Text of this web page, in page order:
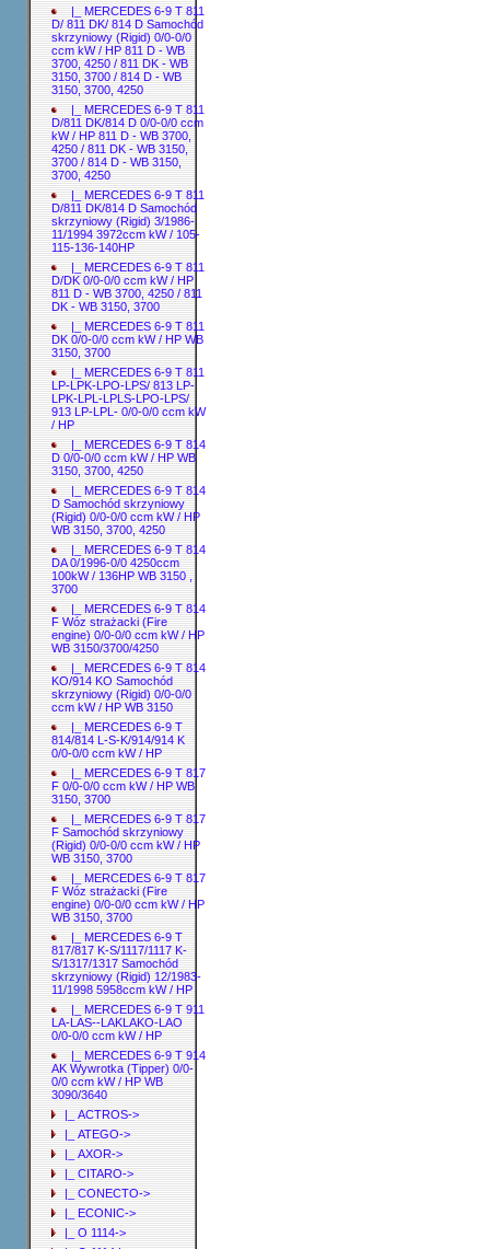
|_ MERCEDES 6-9 T 811
D/ 811 DK/ 814 D Samochód
skrzyniowy (Rigid) 0/0-0/0
ccm kW / HP 811 D - WB
3700, 4250 / 811 DK - WB
3150, 3700 / 814 D - WB
3150, 3700, 4250
|_ MERCEDES 6-9 T 811
D/811 DK/814 D 0/0-0/0 ccm
kW / HP 811 D - WB 3700,
4250 / 811 DK - WB 3150,
3700 / 814 D - WB 3150,
3700, 4250
|_ MERCEDES 6-9 T 811
D/811 DK/814 D Samochód
skrzyniowy (Rigid) 3/1986-
11/1994 3972ccm kW / 105-
115-136-140HP
|_ MERCEDES 6-9 T 811
D/DK 0/0-0/0 ccm kW / HP
811 D - WB 3700, 4250 / 811
DK - WB 3150, 3700
|_ MERCEDES 6-9 T 811
DK 0/0-0/0 ccm kW / HP WB
3150, 3700
|_ MERCEDES 6-9 T 811
LP-LPK-LPO-LPS/ 813 LP-
LPK-LPL-LPLS-LPO-LPS/
913 LP-LPL- 0/0-0/0 ccm kW
/ HP
|_ MERCEDES 6-9 T 814
D 0/0-0/0 ccm kW / HP WB
3150, 3700, 4250
|_ MERCEDES 6-9 T 814
D Samochód skrzyniowy
(Rigid) 0/0-0/0 ccm kW / HP
WB 3150, 3700, 4250
|_ MERCEDES 6-9 T 814
DA 0/1996-0/0 4250ccm
100kW / 136HP WB 3150 ,
3700
|_ MERCEDES 6-9 T 814
F Wóz strażacki (Fire
engine) 0/0-0/0 ccm kW / HP
WB 3150/3700/4250
|_ MERCEDES 6-9 T 814
KO/914 KO Samochód
skrzyniowy (Rigid) 0/0-0/0
ccm kW / HP WB 3150
|_ MERCEDES 6-9 T
814/814 L-S-K/914/914 K
0/0-0/0 ccm kW / HP
|_ MERCEDES 6-9 T 817
F 0/0-0/0 ccm kW / HP WB
3150, 3700
|_ MERCEDES 6-9 T 817
F Samochód skrzyniowy
(Rigid) 0/0-0/0 ccm kW / HP
WB 3150, 3700
|_ MERCEDES 6-9 T 817
F Wóz strażacki (Fire
engine) 0/0-0/0 ccm kW / HP
WB 3150, 3700
|_ MERCEDES 6-9 T
817/817 K-S/1117/1117 K-
S/1317/1317 Samochód
skrzyniowy (Rigid) 12/1983-
11/1998 5958ccm kW / HP
|_ MERCEDES 6-9 T 911
LA-LAS--LAKLAKO-LAO
0/0-0/0 ccm kW / HP
|_ MERCEDES 6-9 T 914
AK Wywrotka (Tipper) 0/0-
0/0 ccm kW / HP WB
3090/3640
|_ ACTROS->
|_ ATEGO->
|_ AXOR->
|_ CITARO->
|_ CONECTO->
|_ ECONIC->
|_ O 1114->